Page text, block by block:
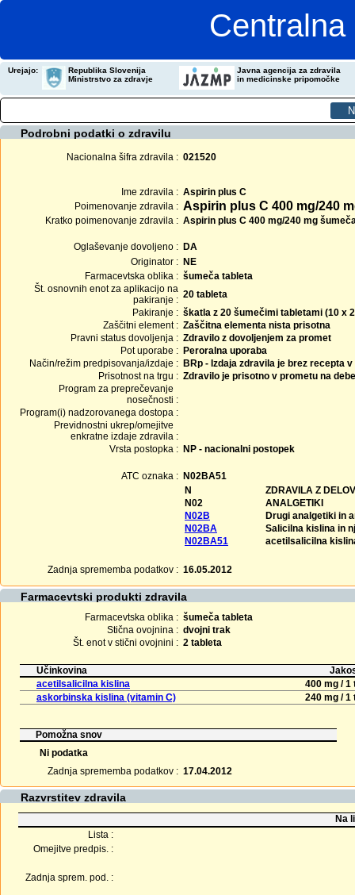
Urejajo:
Republika Slovenija
Ministrstvo za zdravje
Javna agencija za zdravila
in medicinske pripomočke
Podrobni podatki o zdravilu
Nacionalna šifra zdravila : 021520
Ime zdravila : Aspirin plus C
Poimenovanje zdravila : Aspirin plus C 400 mg/240
Kratko poimenovanje zdravila : Aspirin plus C 400 mg/240 mg
Oglaševanje dovoljeno : DA
Originator : NE
Farmacevtska oblika : šumeča tableta
Št. osnovnih enot za aplikacijo na
pakiranje : 20 tableta
Pakiranje : škatla z 20 šumečimi tabletami (10 x
Zaščitni element : Zaščitna elementa nista prisotna
Pravni status dovoljenja : Zdravilo z dovoljenjem za promet
Pot uporabe : Peroralna uporaba
Način/režim predpisovanja/izdaje : BRp - Izdaja zdravila je brez recepta
Prisotnost na trgu : Zdravilo je prisotno v prometu na
Program za preprečevanje
nosečnosti :
Program(i) nadzorovanega dostopa :
Previdnostni ukrep/omejitve
enkratne izdaje zdravila :
Vrsta postopka : NP - nacionalni postopek
ATC oznaka : N02BA51
N
ZDRAVILA Z
N02
ANALGETIKI
N02B
Drugi analgetiki in
N02BA
Salicilna kislina in
N02BA51
acetilsalicilna
Zadnja sprememba podatkov : 16.05.2012
Farmacevtski produkti zdravila
Farmacevtska oblika : šumeča tableta
Stična ovojnina : dvojni trak
Št. enot v stični ovojnini : 2 tableta
Učinkovina
acetilsalicilna kislina
400 mg / 1
askorbinska kislina (vitamin C)
240 mg / 1
Pomožna snov
Ni podatka
Zadnja sprememba podatkov : 17.04.2012
Razvrstitev zdravila
Na
Lista :
Omejitve predpis. :
Zadnja sprem. pod. :